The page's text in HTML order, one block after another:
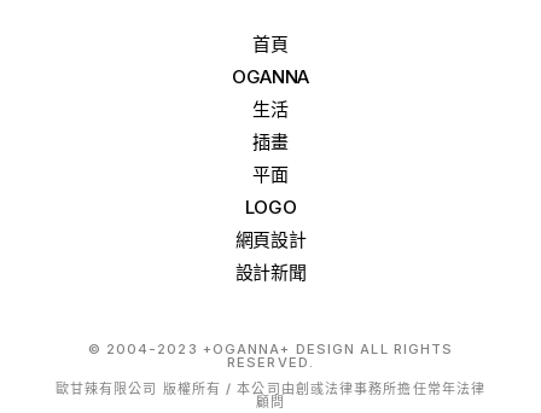
首頁
OGANNA
生活
插畫
平面
LOGO
網頁設計
設計新聞
© 2004-2023 +OGANNA+ DESIGN ALL RIGHTS
RESERVED.
歐甘辣有限公司 版權所有 / 本公司由創彧法律事務所擔任常年法律
顧問